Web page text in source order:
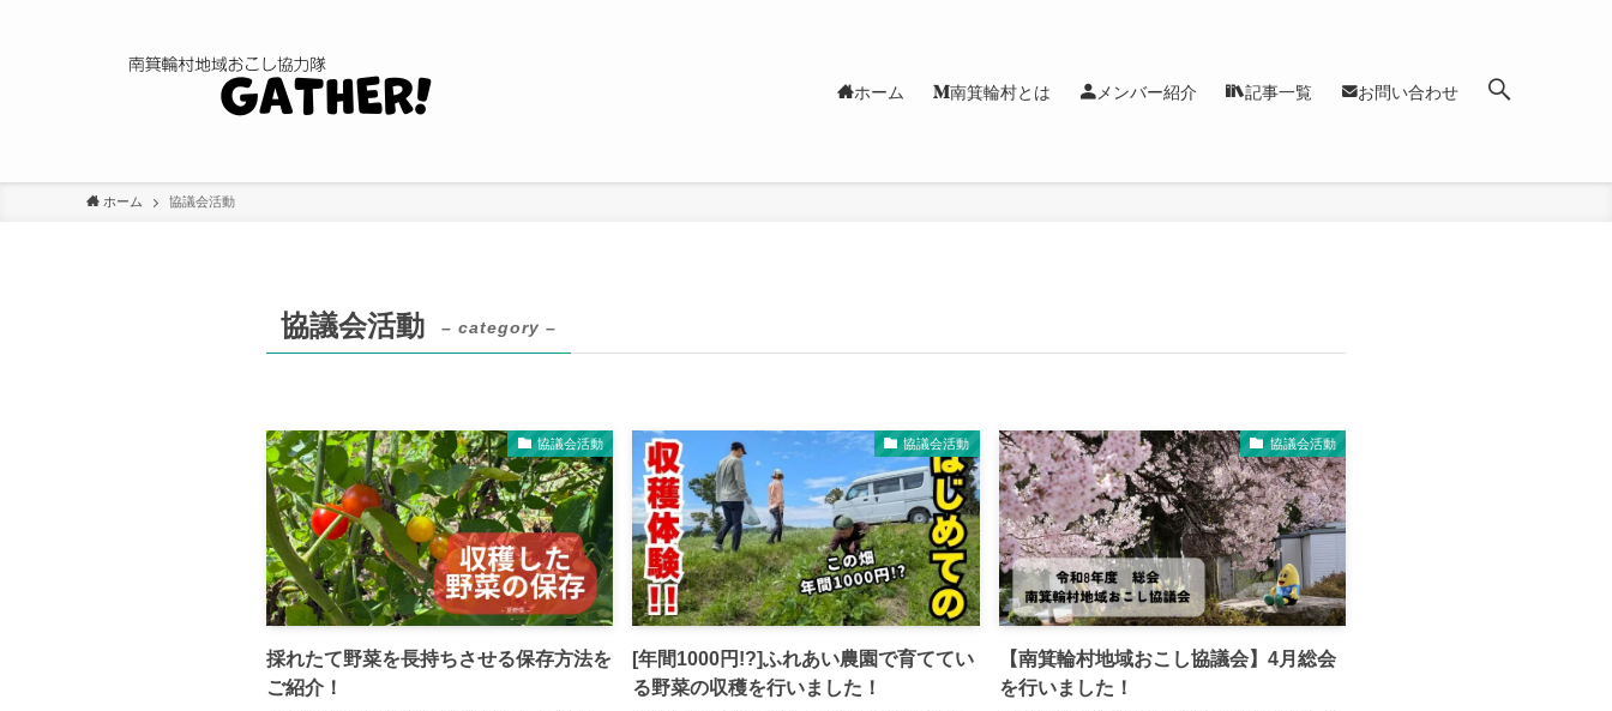
ホーム 南箕輪村とは メンバー紹介 記事一覧 お問い合わせ
ホーム 協議会活動
協議会活動 – category –
協議会活動
採れたて野菜を長持ちさせる保存方法を
ご紹介！
協議会活動
[年間1000円!?]ふれあい農園で育ててい
る野菜の収穫を行いました！
協議会活動
【南箕輪村地域おこし協議会】4月総会
を行いました！